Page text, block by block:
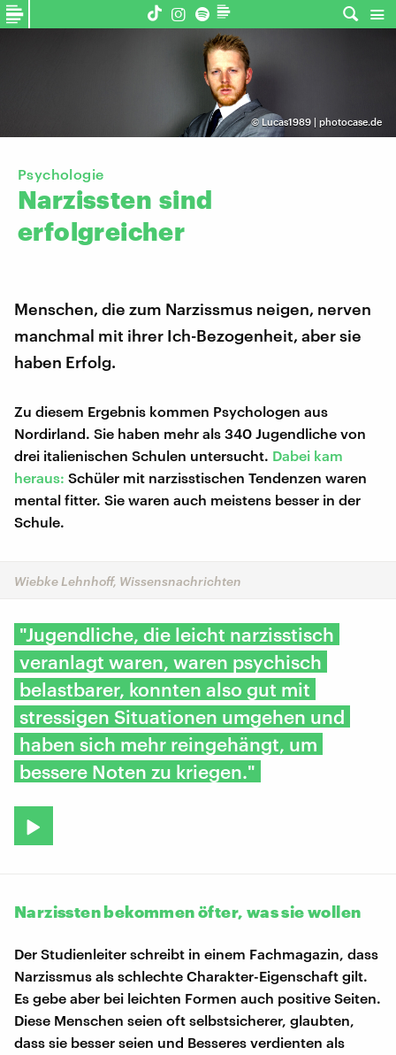
© Lucas1989 | photocase.de
Psychologie
Narzissten sind
erfolgreicher
Menschen, die zum Narzissmus neigen, nerven
manchmal mit ihrer Ich-Bezogenheit, aber sie
haben Erfolg.
Zu diesem Ergebnis kommen Psychologen aus
Nordirland. Sie haben mehr als 340 Jugendliche von
drei italienischen Schulen untersucht. Dabei kam
heraus: Schüler mit narzisstischen Tendenzen waren
mental fitter. Sie waren auch meistens besser in der
Schule.
Wiebke Lehnhoff, Wissensnachrichten
"Jugendliche, die leicht narzisstisch
veranlagt waren, waren psychisch
belastbarer, konnten also gut mit
stressigen Situationen umgehen und
haben sich mehr reingehängt, um
bessere Noten zu kriegen."
Narzissten bekommen öfter, was sie wollen
Der Studienleiter schreibt in einem Fachmagazin, dass
Narzissmus als schlechte Charakter-Eigenschaft gilt.
Es gebe aber bei leichten Formen auch positive Seiten.
Diese Menschen seien oft selbstsicherer, glaubten,
dass sie besser seien und Besseres verdienten als